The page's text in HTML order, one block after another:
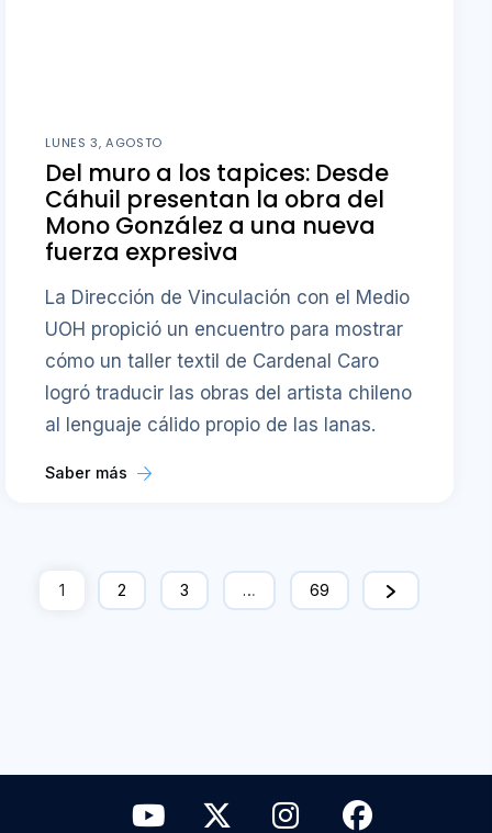
LUNES 3, AGOSTO
Del muro a los tapices: Desde
Cáhuil presentan la obra del
Mono González a una nueva
fuerza expresiva
La Dirección de Vinculación con el Medio
UOH propició un encuentro para mostrar
cómo un taller textil de Cardenal Caro
logró traducir las obras del artista chileno
al lenguaje cálido propio de las lanas.
Saber más
1 2 3 … 69